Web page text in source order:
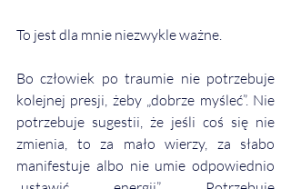
To jest dla mnie niezwykle ważne.
Bo człowiek po traumie nie potrzebuje
kolejnej presji, żeby „dobrze myśleć”. Nie
potrzebuje sugestii, że jeśli coś się nie
zmienia, to za mało wierzy, za słabo
manifestuje albo nie umie odpowiednio